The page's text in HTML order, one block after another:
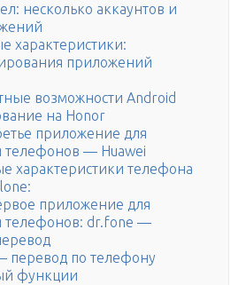
несколько аккаунтов и
характеристики:
приложений
возможности Android
на Honor
приложение для
телефонов — Huawei
характеристики телефона
приложение для
телефонов: dr.fone —
перевод по телефону
функции